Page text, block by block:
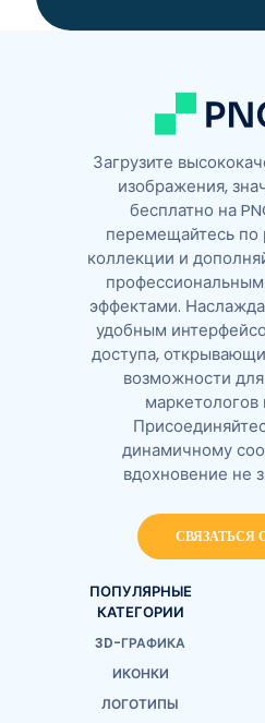
Загрузите
изображения,
бесплатно на
перемещайтесь по
коллекции и
эффектами.
удобным
доступа,
возможности
маркетологов
динамичному
вдохновение не
СВЯЗАТЬСЯ
ПОПУЛЯРНЫЕ
КАТЕГОРИИ
3D-ГРАФИКА
ИКОНКИ
ЛОГОТИПЫ